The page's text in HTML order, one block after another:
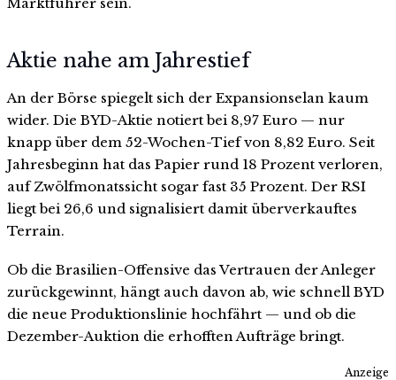
Aktie nahe am Jahrestief
An der Börse spiegelt sich der Expansionselan kaum
wider. Die BYD-Aktie notiert bei 8,97 Euro — nur
knapp über dem 52-Wochen-Tief von 8,82 Euro. Seit
Jahresbeginn hat das Papier rund 18 Prozent verloren,
auf Zwölfmonatssicht sogar fast 35 Prozent. Der RSI
liegt bei 26,6 und signalisiert damit überverkauftes
Terrain.
Ob die Brasilien-Offensive das Vertrauen der Anleger
zurückgewinnt, hängt auch davon ab, wie schnell BYD
die neue Produktionslinie hochfährt — und ob die
Dezember-Auktion die erhofften Aufträge bringt.
Anzeige